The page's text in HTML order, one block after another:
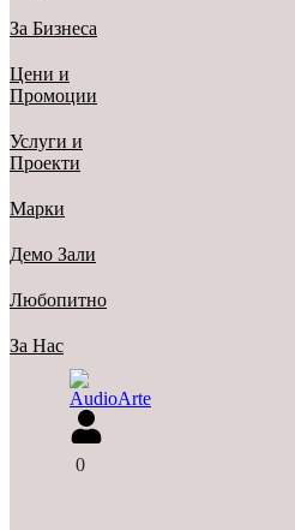
За Бизнеса
Цени и
Промоции
Услуги и
Проекти
Марки
Демо Зали
Любопитно
За Нас
0